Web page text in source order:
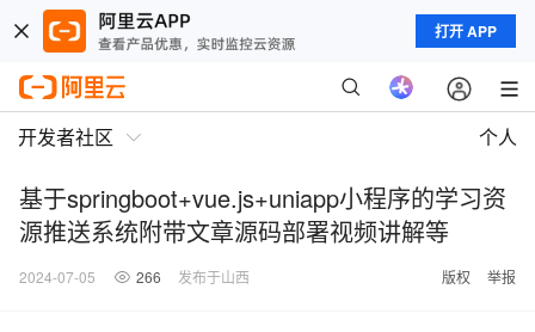
打开 APP
开发者社区 个人
基于springboot+vue.js+uniapp小程序的学习资
源推送系统附带文章源码部署视频讲解等
2024-07-05 266 发布于山西 版权 举报